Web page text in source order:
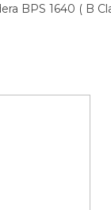
BPS 1640 ( B